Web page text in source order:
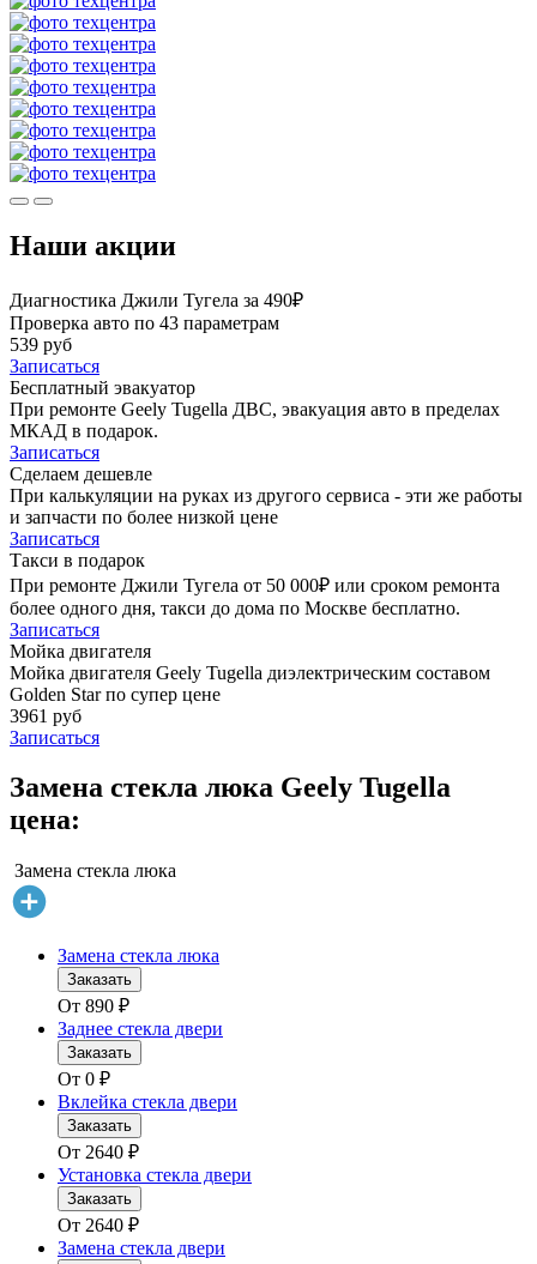
Наши акции
Диагностика Джили Тугела за 490₽
Проверка авто по 43 параметрам
539 руб
Записаться
Бесплатный эвакуатор
При ремонте Geely Tugella ДВС, эвакуация авто в пределах
МКАД в подарок.
Записаться
Сделаем дешевле
При калькуляции на руках из другого сервиса - эти же работы
и запчасти по более низкой цене
Записаться
Такси в подарок
При ремонте Джили Тугела от 50 000₽ или сроком ремонта
более одного дня, такси до дома по Москве бесплатно.
Записаться
Мойка двигателя
Мойка двигателя Geely Tugella диэлектрическим составом
Golden Star по супер цене
3961 руб
Записаться
Замена стекла люка Geely Tugella
цена:
Замена стекла люка
Замена стекла люка
Заказать
От 890 ₽
Заднее стекла двери
Заказать
От 0 ₽
Вклейка стекла двери
Заказать
От 2640 ₽
Установка стекла двери
Заказать
От 2640 ₽
Замена стекла двери